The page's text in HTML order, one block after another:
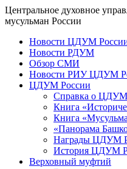
Центральное духовное
мусульман России
Новости ЦДУМ
Новости РДУМ
Обзор СМИ
Новости РИУ ЦДУМ
ЦДУМ России
Справка о ЦДУМ
Книга
Книга
«Панорама
Награды ЦДУМ
История ЦДУМ
Верховный муфтий